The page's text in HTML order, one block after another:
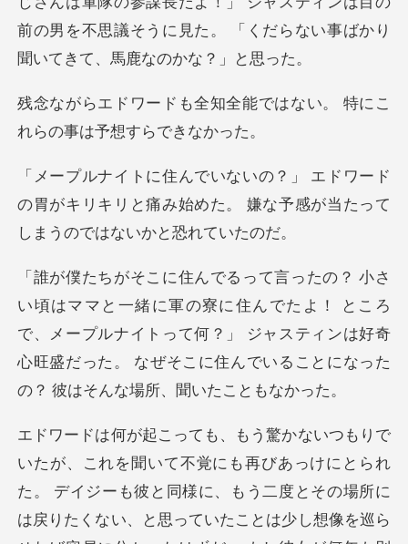
前の男を不思議そうに見た
全能ではない。 特にこ
れら
ード
の胃がキリキリと痛み始めた。 嫌な予感が
でたよ！ ところ
で、メープルナイトって何？」 ジャスティンは好奇
心旺盛だった。
同様に、もう二度とその場所に
は戻りたくない、と思っていたことは少し想像を巡ら